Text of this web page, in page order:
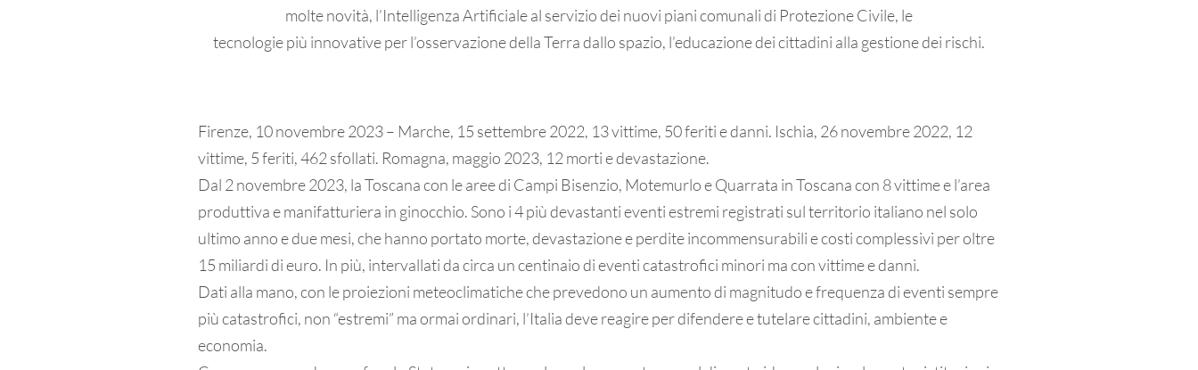
molte novità, l’Intelligenza Artificiale al servizio dei nuovi piani comunali di Protezione Civile, le
tecnologie più innovative per l’osservazione della Terra dallo spazio, l’educazione dei cittadini alla gestione dei rischi.
Firenze, 10 novembre 2023 – Marche, 15 settembre 2022, 13 vittime, 50 feriti e danni. Ischia, 26 novembre 2022, 12
vittime, 5 feriti, 462 sfollati. Romagna, maggio 2023, 12 morti e devastazione.
Dal 2 novembre 2023, la Toscana con le aree di Campi Bisenzio, Motemurlo e Quarrata in Toscana con 8 vittime e l’area
produttiva e manifatturiera in ginocchio. Sono i 4 più devastanti eventi estremi registrati sul territorio italiano nel solo
ultimo anno e due mesi, che hanno portato morte, devastazione e perdite incommensurabili e costi complessivi per oltre
15 miliardi di euro. In più, intervallati da circa un centinaio di eventi catastrofici minori ma con vittime e danni.
Dati alla mano, con le proiezioni meteoclimatiche che prevedono un aumento di magnitudo e frequenza di eventi sempre
più catastrofici, non “estremi” ma ormai ordinari, l’Italia deve reagire per difendere e tutelare cittadini, ambiente e
economia.